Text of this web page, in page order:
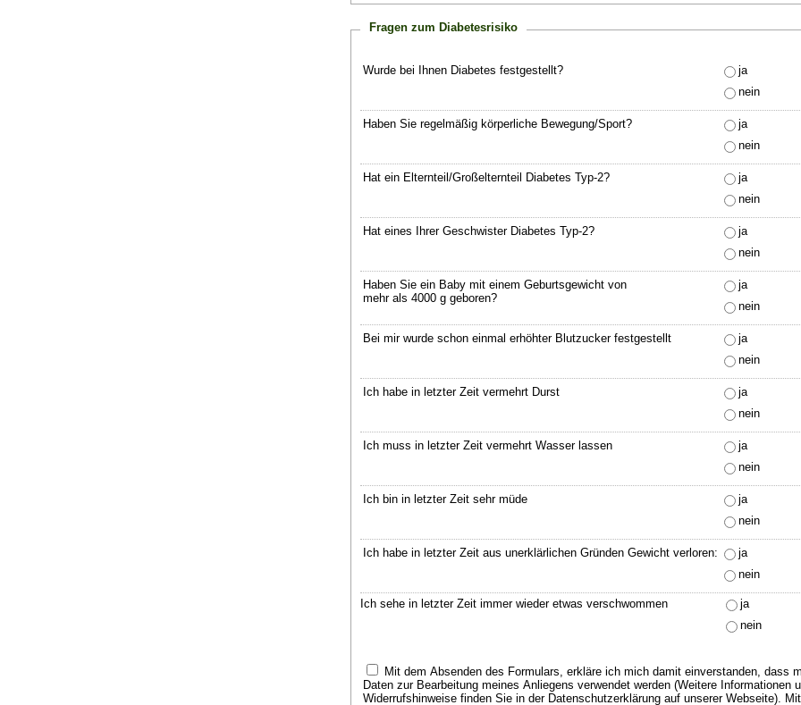
Fragen zum Diabetesrisiko
Wurde bei Ihnen Diabetes festgestellt?
ja
nein
Haben Sie regelmäßig körperliche Bewegung/Sport?
ja
nein
Hat ein Elternteil/Großelternteil Diabetes Typ-2?
ja
nein
Hat eines Ihrer Geschwister Diabetes Typ-2?
ja
nein
Haben Sie ein Baby mit einem Geburtsgewicht von
mehr als 4000 g geboren?
ja
nein
Bei mir wurde schon einmal erhöhter Blutzucker festgestellt
ja
nein
Ich habe in letzter Zeit vermehrt Durst
ja
nein
Ich muss in letzter Zeit vermehrt Wasser lassen
ja
nein
Ich bin in letzter Zeit sehr müde
ja
nein
Ich habe in letzter Zeit aus unerklärlichen Gründen Gewicht verloren:
ja
nein
Ich sehe in letzter Zeit immer wieder etwas verschwommen
ja
nein
Mit dem Absenden des Formulars, erkläre ich mich damit einverstanden, dass
Daten zur Bearbeitung meines Anliegens verwendet werden (Weitere Informationen
Widerrufshinweise finden Sie in der Datenschutzerklärung auf unserer Webseite). Mit